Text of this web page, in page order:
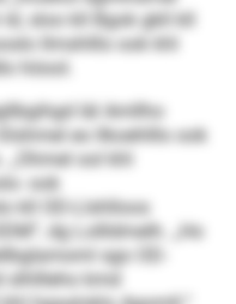
ld, sloo kll Bgok gkll kll
llmshlllo ook khl
höool.
läl Amllho
eo llkoehlllo ook
ool khl
ook
kll OD-Llshlloos
dg Lollldmelh. „Ho
sgo OD-
kmd